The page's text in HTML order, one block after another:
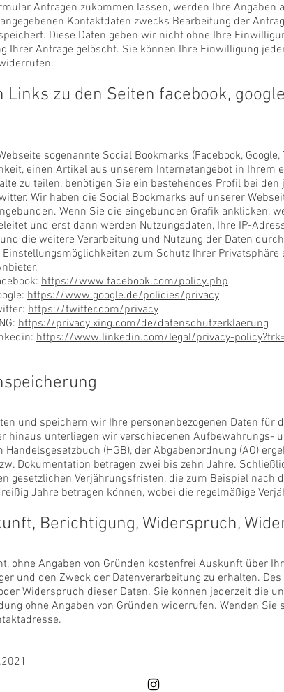
Anfragen zukommen lassen, werden Ihre Angaben
Kontaktdaten zwecks Bearbeitung der
Diese Daten geben wir nicht ohne Ihre
Ihrer Anfrage gelöscht. Sie können Ihre Einwilligung
Links zu den Seiten facebook,
sogenannte Social Bookmarks (Facebook, Google,
einen Artikel aus unserem Internetangebot in Ihrem
zu teilen, benötigen Sie ein bestehendes Profil bei
Wir haben die Social Bookmarks auf unserer
Wenn Sie die eingebunden Grafik anklicken,
und erst dann werden Nutzungsdaten, Ihre IP-
die weitere Verarbeitung und Nutzung der Daten
zum Schutz Ihrer Privatsphäre
https://www.facebook.com/policy.php
https://www.google.de/policies/privacy
https://twitter.com/privacy
https://privacy.xing.com/de/datenschutzerklaerung
https://www.linkedin.com/legal/privacy-
und speichern wir Ihre personenbezogenen Daten für
hinaus unterliegen wir verschiedenen Aufbewahrungs-
(HGB), der Abgabenordnung (AO)
Dokumentation betragen zwei bis zehn Jahre.
gesetzlichen Verjährungsfristen, die zum Beispiel nach
Jahre betragen können, wobei die regelmäßige
Berichtigung, Widerspruch,
ohne Angaben von Gründen kostenfrei Auskunft über
und den Zweck der Datenverarbeitung zu erhalten.
Widerspruch dieser Daten. Sie können jederzeit die
ohne Angaben von Gründen widerrufen. Wenden